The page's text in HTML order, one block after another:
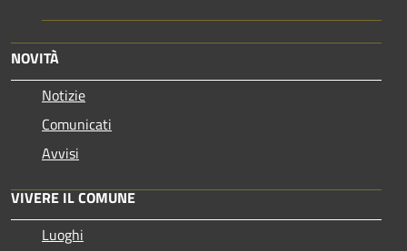
NOVITÀ
Notizie
Comunicati
Avvisi
VIVERE IL COMUNE
Luoghi